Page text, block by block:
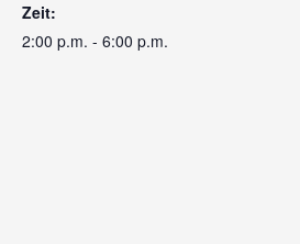
Zeit:
2:00 p.m. - 6:00 p.m.